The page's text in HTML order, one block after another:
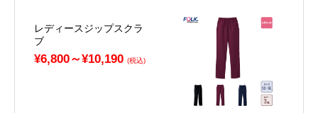
レディースジップスクラ
ブ
¥6,800～¥10,190 (税込)